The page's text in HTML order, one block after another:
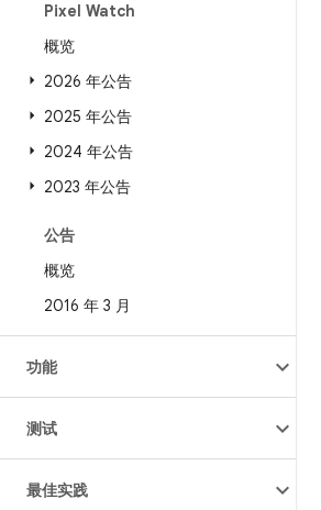
Pixel Watch
概览
2026 年公告
2025 年公告
2024 年公告
2023 年公告
公告
概览
2016 年 3 月
功能
测试
最佳实践